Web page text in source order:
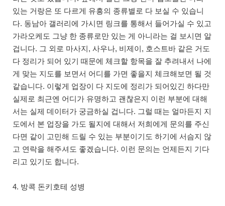
있는 거랑은 또 다르게 유흥의 종류별로 다 보실 수 있습니
다. 동남아 갤러리에 가시면 링크를 통해서 들어가실 수 있고
가라오케도 그냥 한 종류로만 있는 게 아니라는 걸 보시면 알
겁니다. 그 외로 마사지, 사우나, 비제이, 호스트바 같은 거도
다 정리가 되어 있기 때문에 체크할 항목을 잘 추려내서 나에
게 맞는 지도를 보면서 어디를 가면 좋을지 체크해보면 될 것
같습니다. 이렇게 업장이 다 지도에 정리가 되어있긴 하다만
실제로 최근엔 어디가 유명하고 괜찮은지 이런 부분에 대해
서는 실제 데이터가 궁금하실 겁니다. 그럴 때는 얼마든지 지
도에서 본 업장을 가도 될지에 대해서 저희에게 문의를 주신
다면 같이 고민해 드릴 수 있는 부분이기도 하기에 서슴지 않
고 연락을 해주셔도 좋겠습니다. 이런 문의는 언제든지 기다
리고 있기도 합니다.
4. 방콕 돈키호테 성병